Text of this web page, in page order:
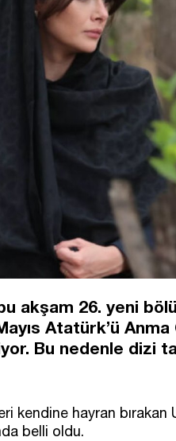
akşam 26. yeni
Atatürk’ü Anma
Bu nedenle dizi
kendine hayran bırakan
belli oldu.